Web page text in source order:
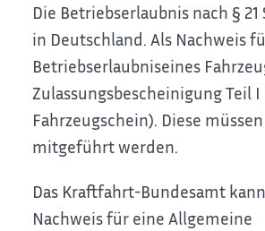
Die Betriebserlaubnis nach §
in Deutschland. Als Nachweis
Betriebserlaubniseines
Zulassungsbescheinigung Teil
Fahrzeugschein). Diese
mitgeführt werden.
Das Kraftfahrt-Bundesamt
Nachweis für eine Allgemeine